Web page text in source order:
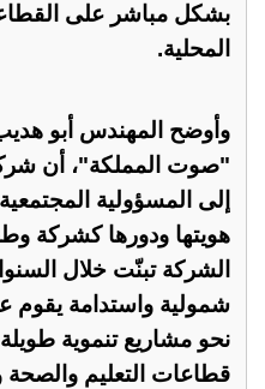
بشكل مباشر على
المحلية.
وأوضح المهندس أبو
"صوت المملكة"، أن
إلى المسؤولية
هويتها ودورها كشركة
الشركة تبنّت خلال
شمولية واستدامة يقوم
نحو مشاريع تنموية
قطاعات التعليم